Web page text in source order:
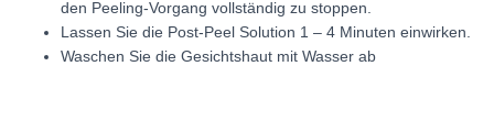
den Peeling-Vorgang vollständig zu stoppen.
Lassen Sie die Post-Peel Solution 1 – 4 Minuten einwirken.
Waschen Sie die Gesichtshaut mit Wasser ab